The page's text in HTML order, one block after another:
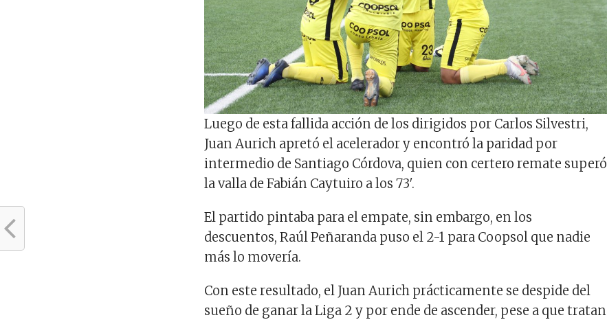
Luego de esta fallida acción de los dirigidos por Carlos Silvestri,
Juan Aurich apretó el acelerador y encontró la paridad por
intermedio de Santiago Córdova, quien con certero remate superó
la valla de Fabián Caytuiro a los 73′.
El partido pintaba para el empate, sin embargo, en los
descuentos, Raúl Peñaranda puso el 2-1 para Coopsol que nadie
más lo movería.
Con este resultado, el Juan Aurich prácticamente se despide del
sueño de ganar la Liga 2 y por ende de ascender, pese a que tratan